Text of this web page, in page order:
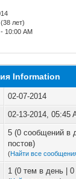
лет)
10:00 AM
Information
02-07-2014
02-13-2014, 05:45
5 (0 сообщений в
постов)
(Найти все
1 (0 тем в день | 0